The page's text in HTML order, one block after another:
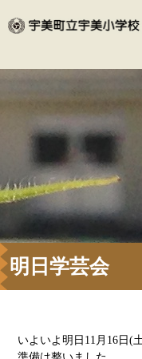
明日学芸会
いよいよ明日11月16日(